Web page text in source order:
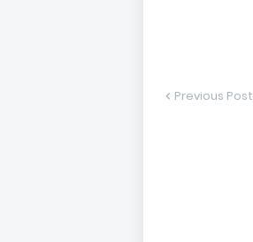
Previous Post